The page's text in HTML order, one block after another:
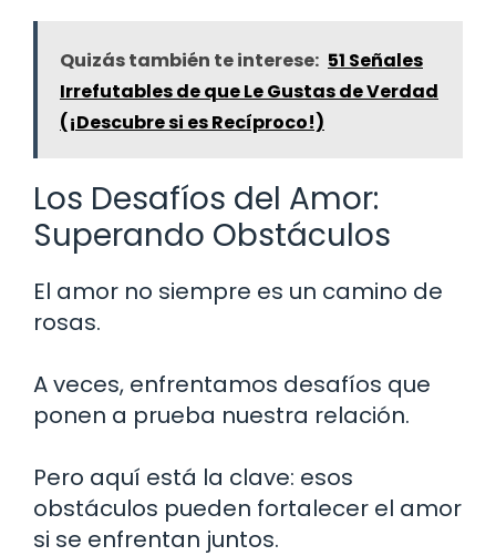
Quizás también te interese: 51 Señales
Irrefutables de que Le Gustas de Verdad
(¡Descubre si es Recíproco!)
Los Desafíos del Amor:
Superando Obstáculos
El amor no siempre es un camino de
rosas.
A veces, enfrentamos desafíos que
ponen a prueba nuestra relación.
Pero aquí está la clave: esos
obstáculos pueden fortalecer el amor
si se enfrentan juntos.